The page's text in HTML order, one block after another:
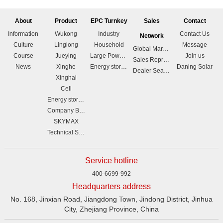
About
Information
Culture
Course
News
Product
Wukong
Linglong
Jueying
Xinghe
Xinghai
Cell
Energy storage
Company Brochure
SKYMAX
Technical Support
EPC Turnkey
Industry
Household
Large Power station
Energy storage
Sales
Network
Global Marketing Branches
Sales Representative List
Dealer Search
Contact
Contact Us
Message
Join us
Daning Solar
Service hotline
400-6699-992
Headquarters address
No. 168, Jinxian Road, Jiangdong Town, Jindong District, Jinhua
City, Zhejiang Province, China